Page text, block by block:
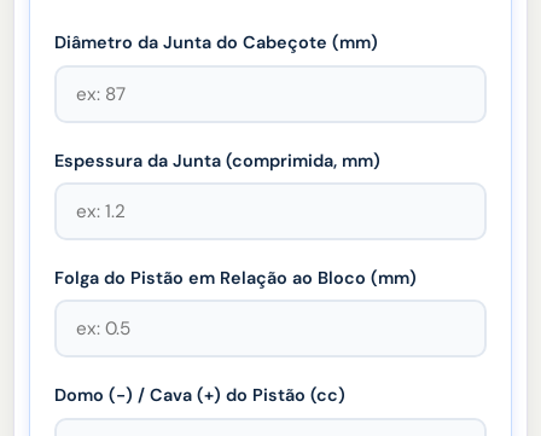
Diâmetro da Junta do Cabeçote (mm)
Espessura da Junta (comprimida, mm)
Folga do Pistão em Relação ao Bloco (mm)
Domo (−) / Cava (+) do Pistão (cc)